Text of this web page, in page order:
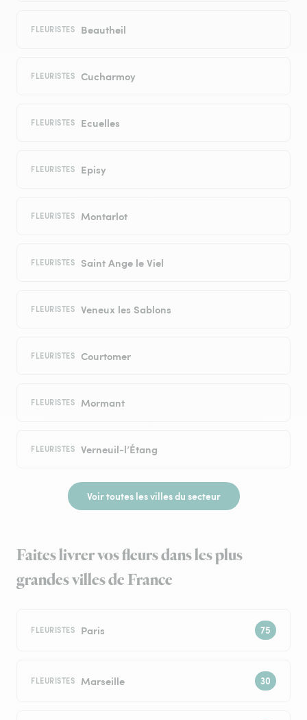
FLEURISTES Beautheil
FLEURISTES Cucharmoy
FLEURISTES Ecuelles
FLEURISTES Episy
FLEURISTES Montarlot
FLEURISTES Saint Ange le Viel
FLEURISTES Veneux les Sablons
FLEURISTES Courtomer
FLEURISTES Mormant
FLEURISTES Verneuil-l’Étang
Voir toutes les villes du secteur
Faites livrer vos fleurs dans les plus
grandes villes de France
FLEURISTES Paris
FLEURISTES Marseille